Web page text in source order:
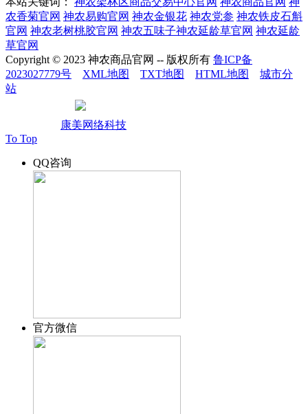
农香菊官网 神农易购官网 神农金银花 神农党参 神农铁皮石斛
官网 神农老树桃胶官网 神农五味子神农延龄草官网 神农延龄
草官网
Copyright © 2023 神农商品官网 -- 版权所有 鲁ICP备
2023027779号
XML地图 TXT地图 HTML地图
城市分
站
康美网络科技
To Top
QQ咨询
官方微信